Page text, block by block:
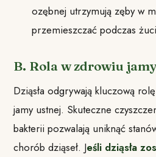
ozębnej utrzymują zęby w
przemieszczać podczas
B. Rola w zdrowiu
Dziąsła odgrywają kluczową
jamy ustnej. Skuteczne
bakterii pozwalają uniknąć
chorób dziąseł. Jeśli dziąsła